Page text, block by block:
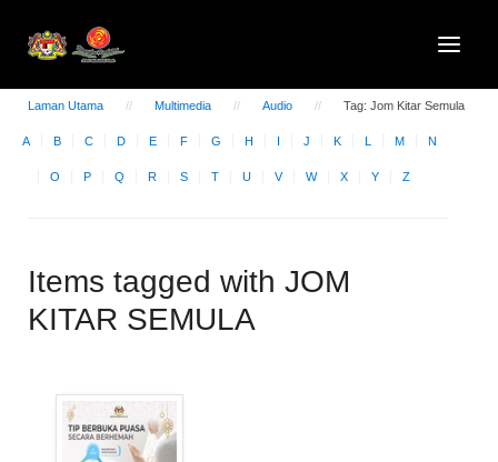
Laman Utama Multimedia Audio Tag: Jom Kitar Semula
A B C D E F G H I J K L M N
O P Q R S T U V W X Y Z
Items tagged with JOM
KITAR SEMULA